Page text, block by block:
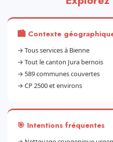
🏙️ Contexte
→ Tous services à Bienne
→ Tout le canton Jura bernois
→ 589 communes couvertes
→ CP 2500 et environs
🎯 Intentions fréquentes